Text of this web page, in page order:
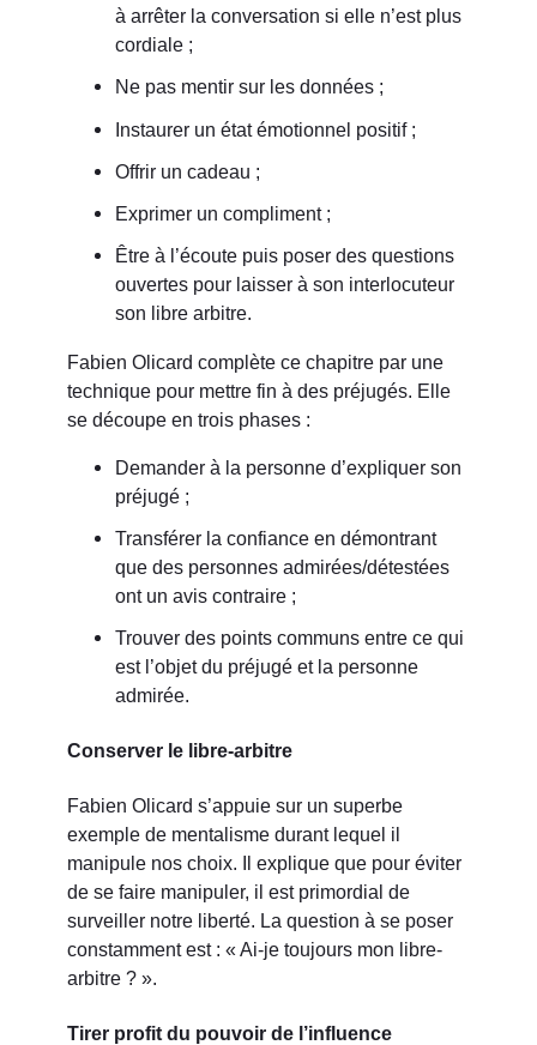
à arrêter la conversation si elle n’est plus
cordiale ;
Ne pas mentir sur les données ;
Instaurer un état émotionnel positif ;
Offrir un cadeau ;
Exprimer un compliment ;
Être à l’écoute puis poser des questions
ouvertes pour laisser à son interlocuteur
son libre arbitre.
Fabien Olicard complète ce chapitre par une
technique pour mettre fin à des préjugés. Elle
se découpe en trois phases :
Demander à la personne d’expliquer son
préjugé ;
Transférer la confiance en démontrant
que des personnes admirées/détestées
ont un avis contraire ;
Trouver des points communs entre ce qui
est l’objet du préjugé et la personne
admirée.
Conserver le libre-arbitre
Fabien Olicard s’appuie sur un superbe
exemple de mentalisme durant lequel il
manipule nos choix. Il explique que pour éviter
de se faire manipuler, il est primordial de
surveiller notre liberté. La question à se poser
constamment est : « Ai-je toujours mon libre-
arbitre ? ».
Tirer profit du pouvoir de l’influence